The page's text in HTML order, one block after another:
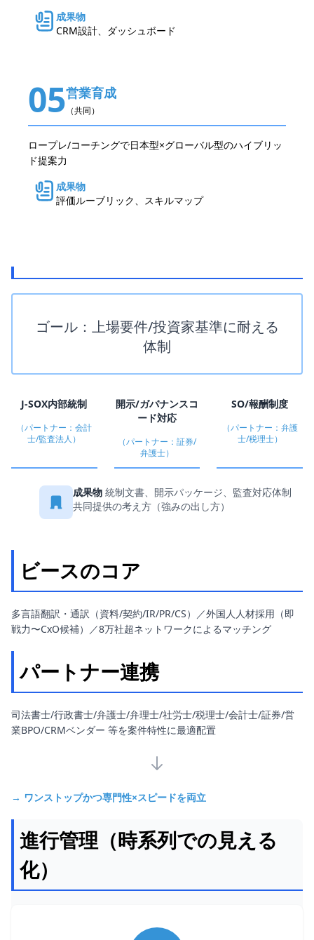
成果物
CRM設計、ダッシュボード
05営業育成
（共同）
ロープレ/コーチングで日本型×グローバル型のハイブリッ
ド提案力
成果物
評価ルーブリック、スキルマップ
ゴール：上場要件/投資家基準に耐える
体制
J-SOX内部統制
（パートナー：会計
士/監査法人）
開示/ガバナンスコ
ード対応
（パートナー：証券/
弁護士）
SO/報酬制度
（パートナー：弁護
士/税理士）
成果物 統制文書、開示パッケージ、監査対応体制
共同提供の考え方（強みの出し方）
ビースのコア
多言語翻訳・通訳（資料/契約/IR/PR/CS）／外国人人材採用（即
戦力〜CxO候補）／8万社超ネットワークによるマッチング
パートナー連携
司法書士/行政書士/弁護士/弁理士/社労士/税理士/会計士/証券/営
業BPO/CRMベンダー 等を案件特性に最適配置
→ ワンストップかつ専門性×スピードを両立
進行管理（時系列での見える
化）